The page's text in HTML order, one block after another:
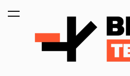
lisati ostukorvi. Vaata ostukorvi